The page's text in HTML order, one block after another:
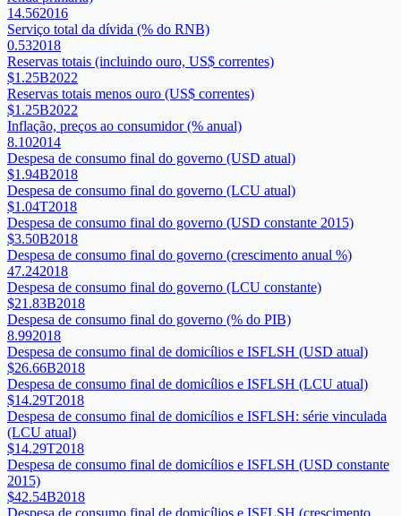
14.562016
Serviço total da dívida (% do RNB)
0.532018
Reservas totais (incluindo ouro, US$ correntes)
$1.25B2022
Reservas totais menos ouro (US$ correntes)
$1.25B2022
Inflação, preços ao consumidor (% anual)
8.102014
Despesa de consumo final do governo (USD atual)
$1.94B2018
Despesa de consumo final do governo (LCU atual)
$1.04T2018
Despesa de consumo final do governo (USD constante 2015)
$3.50B2018
Despesa de consumo final do governo (crescimento anual %)
47.242018
Despesa de consumo final do governo (LCU constante)
$21.83B2018
Despesa de consumo final do governo (% do PIB)
8.992018
Despesa de consumo final de domicílios e ISFLSH (USD atual)
$26.66B2018
Despesa de consumo final de domicílios e ISFLSH (LCU atual)
$14.29T2018
Despesa de consumo final de domicílios e ISFLSH: série vinculada
(LCU atual)
$14.29T2018
Despesa de consumo final de domicílios e ISFLSH (USD constante
2015)
$42.54B2018
Despesa de consumo final de domicílios e ISFLSH (crescimento